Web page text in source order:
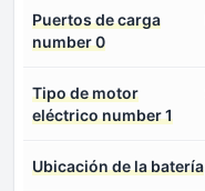
Puertos de carga
number 0
Tipo de motor
eléctrico number 1
Ubicación de la batería